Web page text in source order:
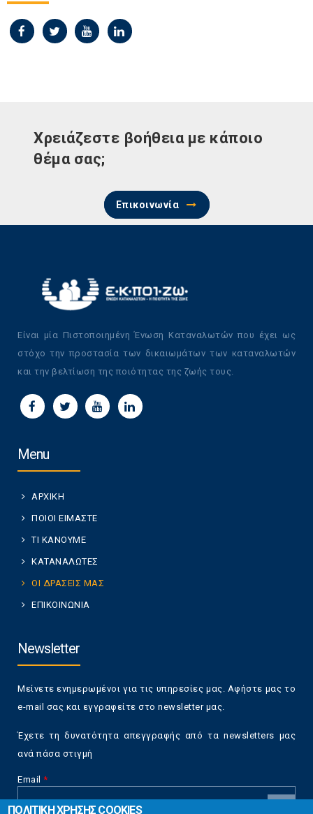
Χρειάζεστε βοήθεια με κάποιο
θέμα σας;
Επικοινωνία
Είναι μία Πιστοποιημένη Ένωση Καταναλωτών που έχει ως
στόχο την προστασία των δικαιωμάτων των καταναλωτών
και την βελτίωση της ποιότητας της ζωής τους.
Menu
ΑΡΧΙΚΗ
ΠΟΙΟΙ ΕΙΜΑΣΤΕ
ΤΙ ΚΑΝΟΥΜΕ
ΚΑΤΑΝΑΛΩΤΕΣ
ΟΙ ΔΡΑΣΕΙΣ ΜΑΣ
ΕΠΙΚΟΙΝΩΝΙΑ
Newsletter
Μείνετε ενημερωμένοι για τις υπηρεσίες μας. Αφήστε μας το
e-mail σας και εγγραφείτε στο newsletter μας.
Έχετε τη δυνατότητα απεγγραφής από τα newsletters μας
ανά πάσα στιγμή
Email *
ΠΟΛΙΤΙΚΗ ΧΡΗΣΗΣ COOKIES